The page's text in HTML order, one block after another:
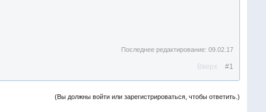
Последнее редактирование:09.02.17
#1
Вверх
(Вы должны войти или зарегистрироваться, чтобы ответить.)